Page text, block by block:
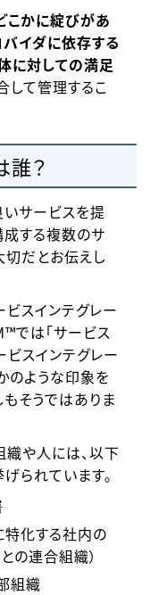
こかに綻びがあ
バイダに依存する
に対しての満足
して管理するこ
誰？
いサービスを提
成する複数のサ
切だとお伝えし
スインテグレー
では「サービス
ビスインテグレー
のような印象を
そうではありま
織や人には、以下
られています。
特化する社内の
の連合組織）
組織